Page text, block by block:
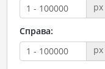
px
Справа:
px